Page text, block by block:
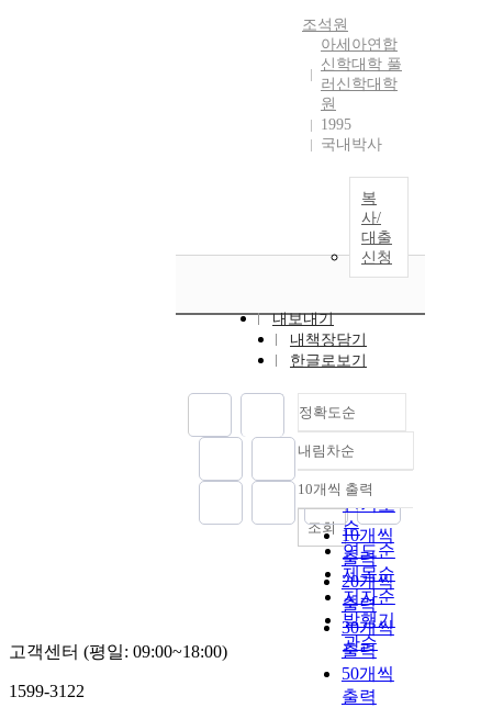
조석원
아세아연합
신학대학 풀
러신학대학
원
1995
국내박사
복
사/
대출
신청
내보내기
내책장담기
한글로보기
정확도순
정확도
순
인기도
순
연도순
제목순
저자순
발행기
관순
내림차순
내림차순
10개씩 출력
10개씩
출력
20개씩
출력
30개씩
출력
50개씩
출력
조회
고객센터 (평일: 09:00~18:00)
1599-3122